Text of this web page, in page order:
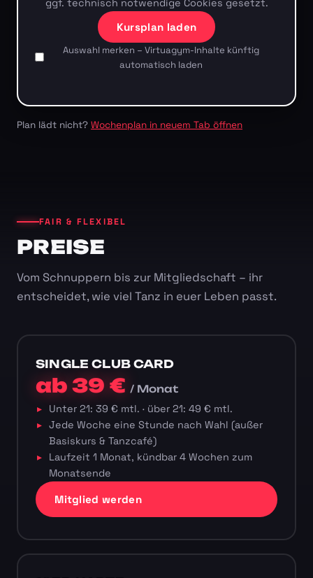
ggf. technisch notwendige Cookies gesetzt.
Kursplan laden
Auswahl merken – Virtuagym-Inhalte künftig
automatisch laden
Plan lädt nicht? Wochenplan in neuem Tab öffnen
FAIR & FLEXIBEL
PREISE
Vom Schnuppern bis zur Mitgliedschaft – ihr
entscheidet, wie viel Tanz in euer Leben passt.
SINGLE CLUB CARD
ab 39 €/ Monat
Unter 21: 39 € mtl. · über 21: 49 € mtl.
Jede Woche eine Stunde nach Wahl (außer
Basiskurs & Tanzcafé)
Laufzeit 1 Monat, kündbar 4 Wochen zum
Monatsende
Mitglied werden